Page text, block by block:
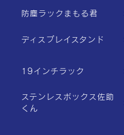
防塵ラックまもる君
ディスプレイスタンド
19インチラック
ステンレスボックス佐助
くん